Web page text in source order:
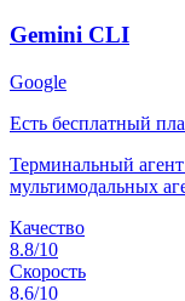
Gemini CLI
Google
Есть бесплатный
Терминальный
мультимодальных
Качество
8.8/10
Скорость
8.6/10